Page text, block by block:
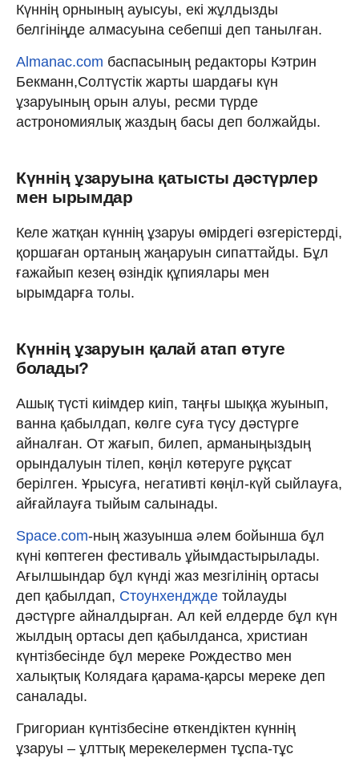
Күннің орнының ауысуы, екі жұлдызды
белгініңде алмасуына себепші деп танылған.
Almanac.com баспасының редакторы Кэтрин
Бекманн,Солтүстік жарты шардағы күн
ұзаруының орын алуы, ресми түрде
астрономиялық жаздың басы деп болжайды.
Күннің ұзаруына қатысты дәстүрлер
мен ырымдар
Келе жатқан күннің ұзаруы өмірдегі өзгерістерді,
қоршаған ортаның жаңаруын сипаттайды. Бұл
ғажайып кезең өзіндік құпиялары мен
ырымдарға толы.
Күннің ұзаруын қалай атап өтуге
болады?
Ашық түсті киімдер киіп, таңғы шыққа жуынып,
ванна қабылдап, көлге суға түсу дәстүрге
айналған. От жағып, билеп, арманыңыздың
орындалуын тілеп, көңіл көтеруге рұқсат
берілген. Ұрысуға, негативті көңіл-күй сыйлауға,
айғайлауға тыйым салынады.
Space.com-ның жазуынша әлем бойынша бұл
күні көптеген фестиваль ұйымдастырылады.
Ағылшындар бұл күнді жаз мезгілінің ортасы
деп қабылдап, Стоунхенджде тойлауды
дәстүрге айналдырған. Ал кей елдерде бұл күн
жылдың ортасы деп қабылданса, христиан
күнтізбесінде бұл мереке Рождество мен
халықтық Колядаға қарама-қарсы мереке деп
саналады.
Григориан күнтізбесіне өткендіктен күннің
ұзаруы – ұлттық мерекелермен тұспа-тұс